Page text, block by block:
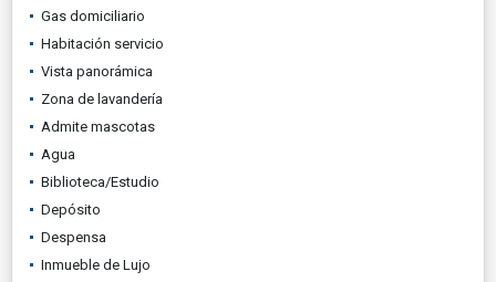
Gas domiciliario
Habitación servicio
Vista panorámica
Zona de lavandería
Admite mascotas
Agua
Biblioteca/Estudio
Depósito
Despensa
Inmueble de Lujo